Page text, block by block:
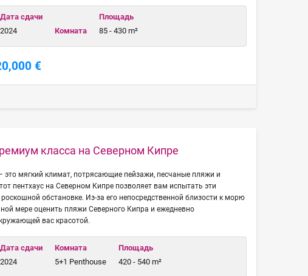
Дата сдачи
2024
Комната
Площадь
85 - 430 m²
€
класса на Северном Кипре
это мягкий климат, потрясающие пейзажи, песчаные пляжи и
пентхаус на Северном Кипре позволяет вам испытать эти
обстановке. Из-за его непосредственной близости к морю
мере оценить пляжи Северного Кипра и ежедневно
вас красотой.
Дата сдачи
2024
Комната
5+1 Penthouse
Площадь
420 - 540 m²